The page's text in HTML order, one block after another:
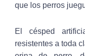
que los perros
El césped
resistentes a toda